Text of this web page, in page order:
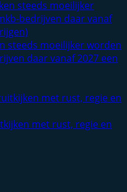
steeds moeilijker worden
daar vanaf 2027 een
met rust, regie en